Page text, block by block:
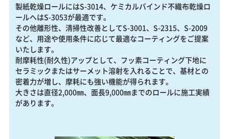
製紙乾燥ロールにはS-3014、ケミカルバインド不織布乾燥ロ
ールへはS-3053が最適です。
その他離形性、清掃性改善としてS-3001、S-2315、S-2009
など、用途や使用条件に応じて最適なコーティングをご提案
いたします。
耐摩耗性(耐久性)アップとして、フッ素コーティング下地に
セラミックまたはサーメット溶射を入れることで、基材との
密着力が増し、摩耗にも強い機能が得られます。
大きさは直径2,000㎜、面長9,000㎜までのロールに施工実績
があります。